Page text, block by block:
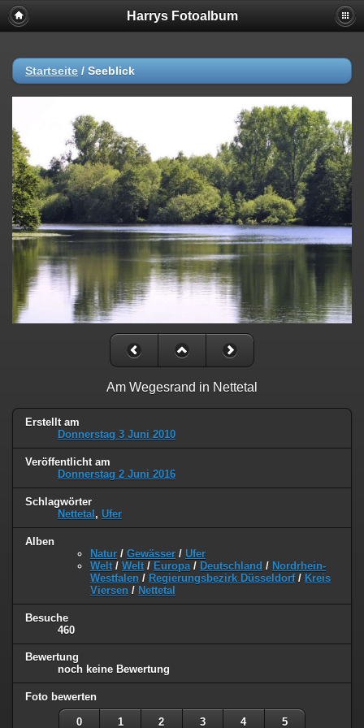
Harrys Fotoalbum
Startseite / Seeblick
Am Wegesrand in Nettetal
Erstellt am
Donnerstag 3 Juni 2010
Veröffentlicht am
Donnerstag 2 Juni 2016
Schlagwörter
Nettetal , Ufer
Alben
Natur / Gewässer / Ufer
Welt / Welt / Europa / Deutschland / Nordrhein-
Westfalen / Regierungsbezirk Düsseldorf/ Kreis
Viersen / Nettetal
Besuche
460
Bewertung
noch keine Bewertung
Foto bewerten
0 1 2 3 4 5